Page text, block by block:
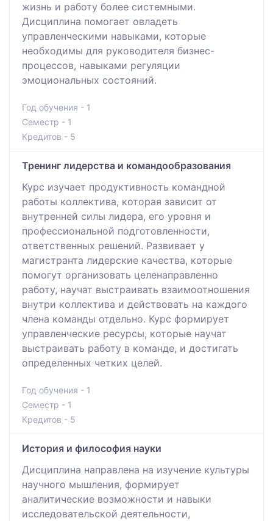
жизнь и работу более системными.
Дисциплина помогает овладеть
управленческими навыками, которые
необходимы для руководителя бизнес-
процессов, навыками регуляции
эмоциональных состояний.
Год обучения - 1
Семестр - 1
Кредитов - 5
Тренинг лидерства и командообразования
Курс изучает продуктивность командной
работы коллектива, которая зависит от
внутренней силы лидера, его уровня и
профессиональной подготовленности,
ответственных решений. Развивает у
магистранта лидерские качества, которые
помогут организовать целенаправленно
работу, научат выстраивать взаимоотношения
внутри коллектива и действовать на каждого
члена команды отдельно. Курс формирует
управленческие ресурсы, которые научат
выстраивать работу в команде, и достигать
определенных четких целей.
Год обучения - 1
Семестр - 1
Кредитов - 5
История и философия науки
Дисциплина направлена на изучение культуры
научного мышления, формирует
аналитические возможности и навыки
исследовательской деятельности,